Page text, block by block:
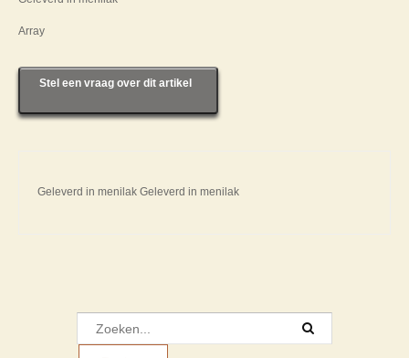
Array
Stel een vraag over dit artikel
Geleverd in menilak Geleverd in menilak